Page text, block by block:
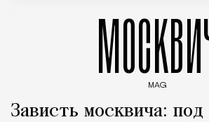
MAG
Зависть москвича: